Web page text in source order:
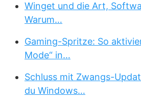
Winget und die Art,
Warum…
Gaming-Spritze: So
Mode“ in…
Schluss mit Zwangs-
du Windows…